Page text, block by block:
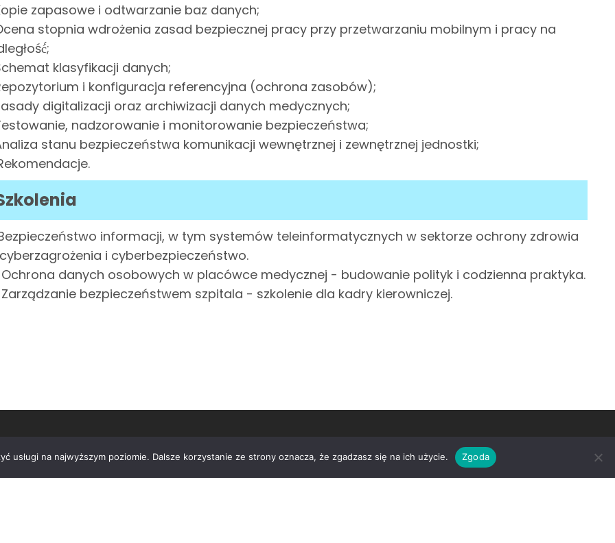
zapasowe i odtwarzanie baz danych;
stopnia wdrożenia zasad bezpiecznej pracy przy przetwarzaniu mobilnym i pracy na
klasyfikacji danych;
i konfiguracja referencyjna (ochrona zasobów);
digitalizacji oraz archiwizacji danych medycznych;
nadzorowanie i monitorowanie bezpieczeństwa;
stanu bezpieczeństwa komunikacji wewnętrznej i zewnętrznej jednostki;
Bezpieczeństwo informacji, w tym systemów teleinformatycznych w sektorze ochrony zdrowia
i cyberbezpieczeństwo.
Ochrona danych osobowych w placówce medycznej - budowanie polityk i codzienna praktyka.
Zarządzanie bezpieczeństwem szpitala - szkolenie dla kadry kierowniczej.
usługi na najwyższym poziomie. Dalsze korzystanie ze strony oznacza, że zgadzasz się na ich użycie. Zgoda